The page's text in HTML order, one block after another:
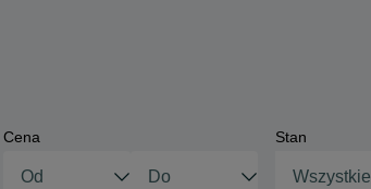
Cena Stan
Wszystkie